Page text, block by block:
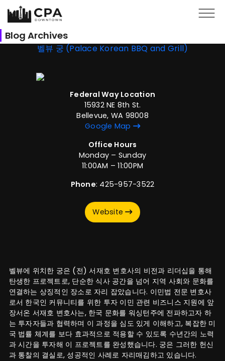
Skip to main content
Blog Archives
벨뷰 궁 (Palace Korean BBQ and Grill)
Federal Way Location
15932 NE 8th St.
Bellevue, WA 98008
Google Map
Office Hours
Monday – Sunday
11:00AM – 11:00PM
Phone: 425-957-3522
Website
벨뷰에 위치한 궁은 (전) 서재호 변호사의 비전과 리더십을 통해
탄생한 프로젝트로, 단순한 식사 공간을 넘어 지역 사회와 문화를
연결하는 상징적인 장소로 자리 잡았습니다. 이민법 전문 변호사
로서 한국인 커뮤니티를 위한 투자 이민 관련 비즈니스 지원에 앞
장서온 서재호 변호사는, 한국 문화를 워싱턴주에 전파하고자 하
는 투자자들과 협력하며 이 과정을 심도 있게 이해하고, 복잡한 미
국 법률 체계를 보다 효과적으로 적용할 수 있도록 수년간의 노력
과 시간을 투자해 이 프로젝트를 완성했습니다. 궁은 그러한 헌신
과 통찰의 결실로, 성공적인 사례로 자리매김하고 있습니다.